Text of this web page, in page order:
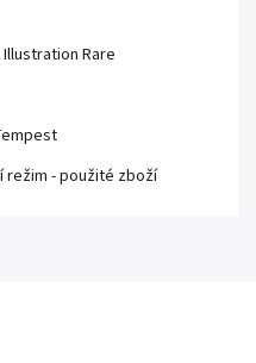
Rare
režim - použité zboží